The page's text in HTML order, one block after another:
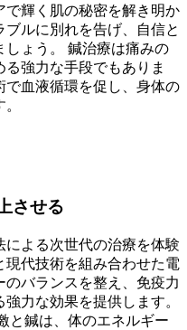
輝く肌の秘密を解き明か
ルに別れを告げ、自信と
しょう。 鍼治療は痛みの
強力な手段でもありま
血液循環を促し、身体の
させる
よる次世代の治療を体験
現代技術を組み合わせた電
バランスを整え、免疫力
力な効果を提供します。
と鍼は、体のエネルギー